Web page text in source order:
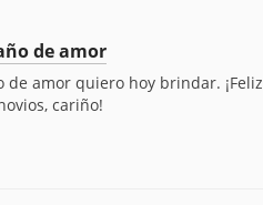
de amor
de amor quiero hoy brindar. ¡Feliz
cariño!